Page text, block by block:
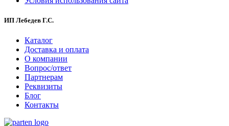
ИП Лебедев Г.С.
Каталог
Доставка и оплата
О компании
Вопрос/ответ
Партнерам
Реквизиты
Блог
Контакты